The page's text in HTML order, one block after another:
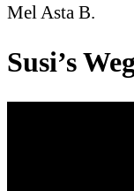
Mel Asta B.
Susi’s